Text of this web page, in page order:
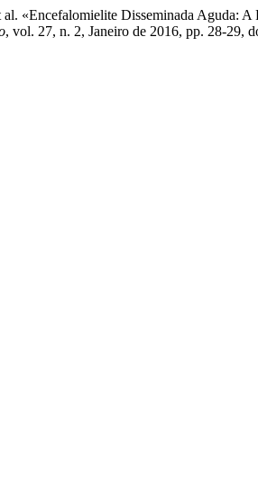
al. «Encefalomielite Disseminada Aguda:
, vol. 27, n. 2, Janeiro de 2016, pp. 28-29,